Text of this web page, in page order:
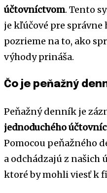
účtovníctvom. Tento
je kľúčové pre
pozrieme na to, ako
výhody prináša.
Čo je peňažný
Peňažný denník je
jednoduchého
Pomocou peňažného
a odchádzajú z našich
ktoré by mohli viesť k